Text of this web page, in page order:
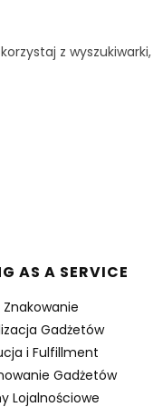
z wyszukiwarki,
AS A SERVICE
Znakowanie
Gadżetów
i Fulfillment
Gadżetów
Lojalnościowe